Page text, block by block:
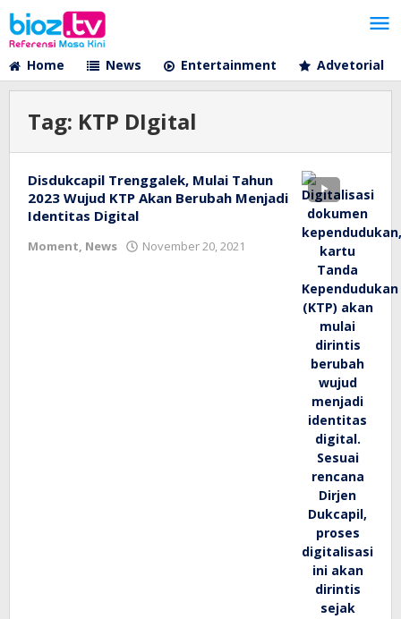
Lewati
ke
konten
Home
News Entertainment Advetorial
Tag: KTP DIgital
Disdukcapil Trenggalek, Mulai Tahun
2023 Wujud KTP Akan Berubah Menjadi
Identitas Digital
Moment, News November 20, 2021